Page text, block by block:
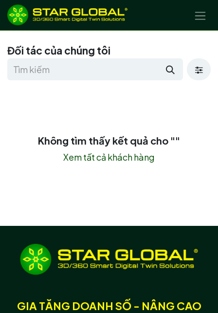
BỎ QUA ĐỂ ĐẾN NỘI DUNG
Đối tác của chúng tôi
Không tìm thấy kết quả cho ""
Xem tất cả khách hàng
GIA TĂNG DOANH SỐ - NÂNG CAO